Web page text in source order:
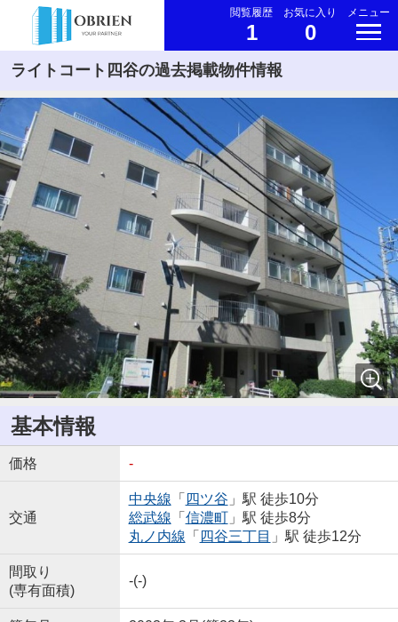
閲覧履歴
1
お気に入り
0
メニュー
ライトコート四谷の過去掲載物件情報
基本情報
価格 -
交通
中央線 「 四ツ谷 」駅 徒歩10分
総武線 「 信濃町」駅 徒歩8分
丸ノ内線 「 四谷三丁目 」駅 徒歩12分
間取り
(専有面積)
-(-)